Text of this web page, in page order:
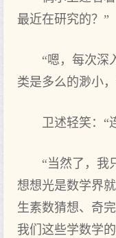
最近在研究的？”
“嗯，每次深
类是多么的渺小
卫述轻笑：“
“当然了，我
想想光是数学界
生素数猜想、奇
我们这些学数学